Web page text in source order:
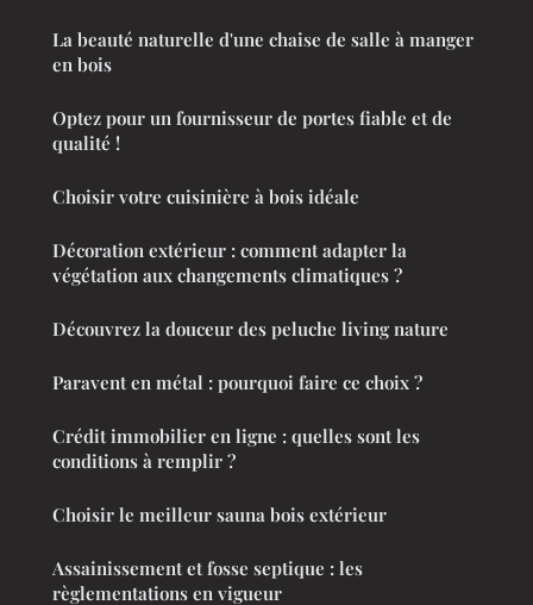
La beauté naturelle d'une chaise de salle à manger
en bois
Optez pour un fournisseur de portes fiable et de
qualité !
Choisir votre cuisinière à bois idéale
Décoration extérieur : comment adapter la
végétation aux changements climatiques ?
Découvrez la douceur des peluche living nature
Paravent en métal : pourquoi faire ce choix ?
Crédit immobilier en ligne : quelles sont les
conditions à remplir ?
Choisir le meilleur sauna bois extérieur
Assainissement et fosse septique : les
règlementations en vigueur